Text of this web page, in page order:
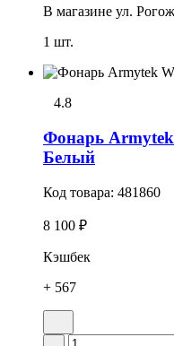
В магазине ул.
1 шт.
4.8
Фонарь
Белый
Код товара: 481860
8 100 ₽
Кэшбек
+ 567